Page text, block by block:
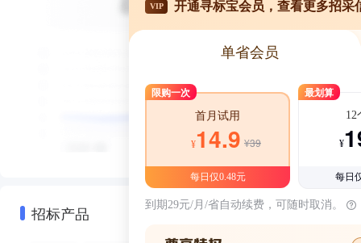
招标产品
VIP 开通寻标宝会员，查看更多招采
单省会员
限购一次
首月试用
¥14.9 ¥39
每日仅0.48元
最划算
12
¥
每日
到期29元/月/省自动续费，可随时取消。